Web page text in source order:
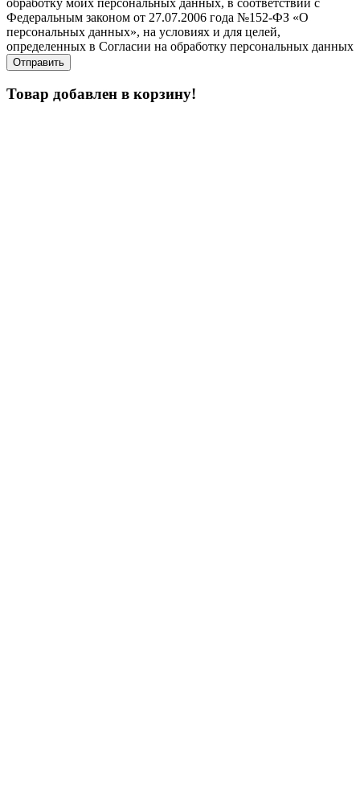
Федеральным законом от 27.07.2006 года №152-ФЗ «О
персональных данных», на условиях и для целей,
определенных в Согласии на обработку персональных данных
Товар добавлен в корзину!